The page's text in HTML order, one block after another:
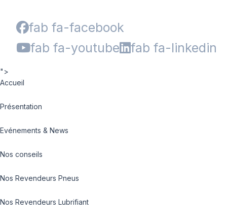
fab fa-facebook
fab fa-youtube
fab fa-linkedin
">
Accueil
Présentation
Evénements & News
Nos conseils
Nos Revendeurs Pneus
Nos Revendeurs Lubrifiant